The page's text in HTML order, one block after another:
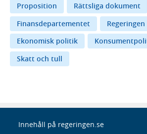
Proposition
Rättsliga dokument
Finansdepartementet
Regeringen
Ekonomisk politik
Skatt och tull
Innehåll på regeringen.se